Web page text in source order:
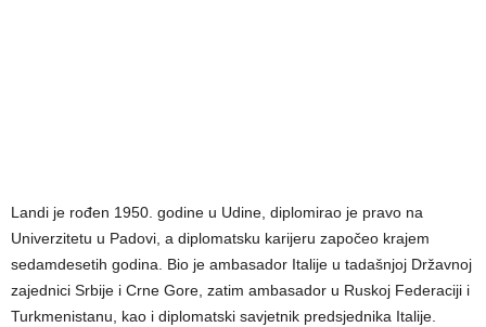
Landi je rođen 1950. godine u Udine, diplomirao je pravo na
Univerzitetu u Padovi, a diplomatsku karijeru započeo krajem
sedamdesetih godina. Bio je ambasador Italije u tadašnjoj Državnoj
zajednici Srbije i Crne Gore, zatim ambasador u Ruskoj Federaciji i
Turkmenistanu, kao i diplomatski savjetnik predsjednika Italije.